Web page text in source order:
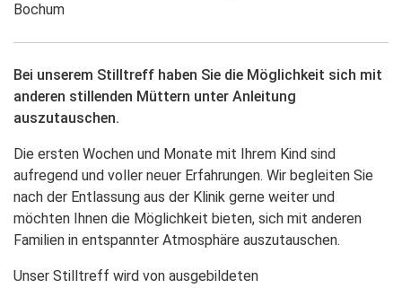
Bochum
Bei unserem Stilltreff haben Sie die Möglichkeit sich mit
anderen stillenden Müttern unter Anleitung
auszutauschen.
Die ersten Wochen und Monate mit Ihrem Kind sind
aufregend und voller neuer Erfahrungen. Wir begleiten Sie
nach der Entlassung aus der Klinik gerne weiter und
möchten Ihnen die Möglichkeit bieten, sich mit anderen
Familien in entspannter Atmosphäre auszutauschen.
Unser Stilltreff wird von ausgebildeten